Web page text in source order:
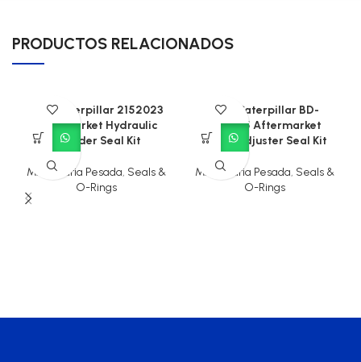
PRODUCTOS RELACIONADOS
CAT Caterpillar 2152023
Aftermarket Hydraulic
Cylinder Seal Kit
Maquinaria Pesada, Seals &
O-Rings
CAT Caterpillar BD-
904405 Aftermarket
Track Adjuster Seal Kit
Maquinaria Pesada, Seals &
O-Rings